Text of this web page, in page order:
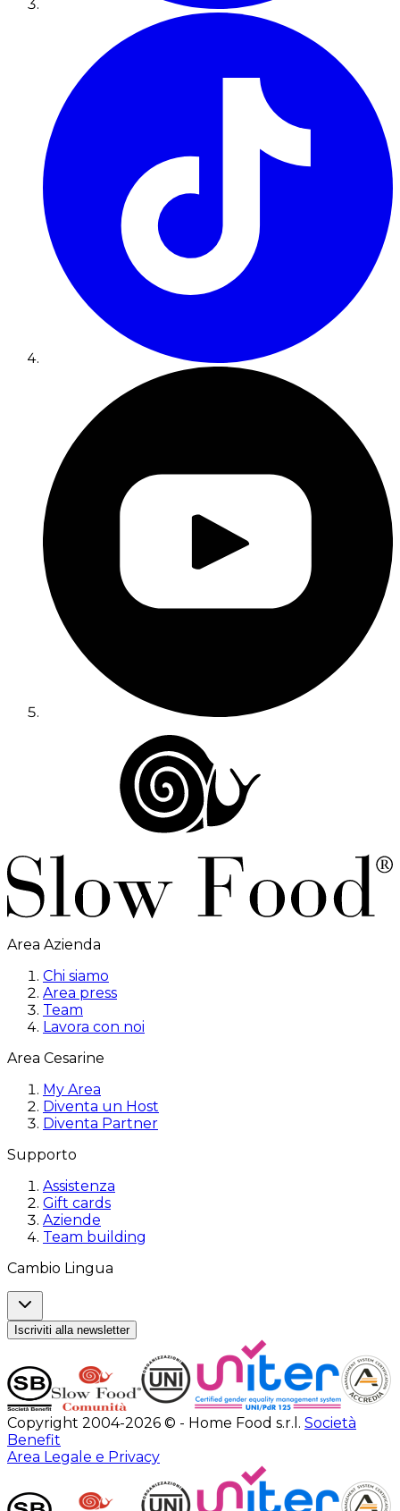
Area Azienda
Chi siamo
Area press
Team
Lavora con noi
Area Cesarine
My Area
Diventa un Host
Diventa Partner
Supporto
Assistenza
Gift cards
Aziende
Team building
Cambio Lingua
Iscriviti alla newsletter
Copyright 2004-2026 © - Home Food s.r.l. Società
Benefit
Area Legale e Privacy